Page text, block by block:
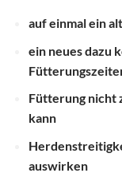
auf einmal ein
ein neues dazu
Fütterung nicht
kann
auswirken